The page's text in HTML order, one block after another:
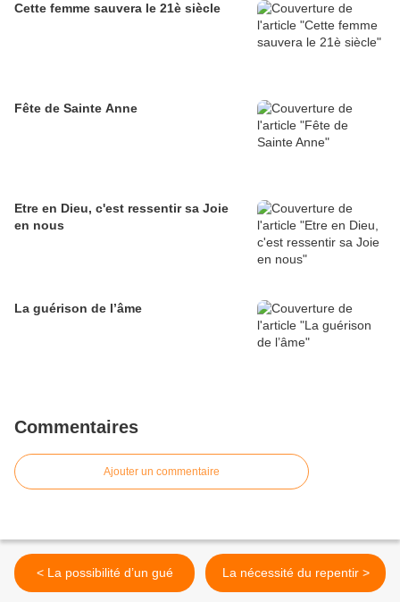
Cette femme sauvera le 21è siècle
Fête de Sainte Anne
Etre en Dieu, c'est ressentir sa Joie
en nous
La guérison de l’âme
Commentaires
Ajouter un commentaire
< La possibilité d’un gué La nécessité du repentir >